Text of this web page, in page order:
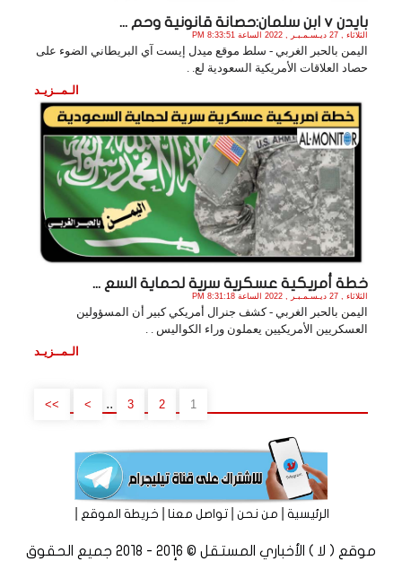
بايدن v ابن سلمان:حصانة قانونية وحم ...
الثلاثاء , 27 ديـسـمـبـر , 2022 الساعة 8:33:51 PM
اليمن بالحبر الغربي - سلط موقع ميدل إيست آي البريطاني الضوء على
حصاد العلاقات الأمريكية السعودية لع. .
الـمــزيـد
خطة أمريكية عسكرية سرية لحماية السع ...
الثلاثاء , 27 ديـسـمـبـر , 2022 الساعة 8:31:18 PM
اليمن بالحبر الغربي - كشف جنرال أمريكي كبير أن المسؤولين
العسكريين الأمريكيين يعملون وراء الكواليس . .
الـمــزيـد
1
2
3
..
>
>>
الرئيسية|من نحن|تواصل معنا|خريطة الموقع
موقع ( لا ) الأخباري المستقل © 2016 - 2018 جميع الحقوق